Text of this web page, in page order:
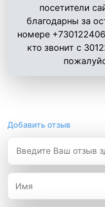
посетители
благодарны за
номере
кто звонит с
Добавить отзыв